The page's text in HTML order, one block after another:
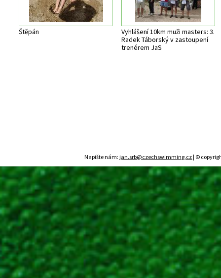
Štěpán
Vyhlášení 10km muži masters: 3.
Radek Táborský v zastoupení
trenérem JaS
Napište nám:jan.srb@czechswimming.cz| ©